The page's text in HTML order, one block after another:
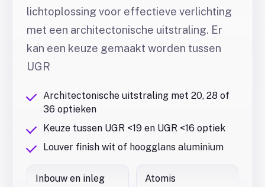
lichtoplossing voor effectieve verlichting
met een architectonische uitstraling. Er
kan een keuze gemaakt worden tussen
UGR
Architectonische uitstraling met 20, 28 of
36 optieken
Keuze tussen UGR <19 en UGR <16 optiek
Louver finish wit of hoogglans aluminium
Inbouw en inleg
Atomis